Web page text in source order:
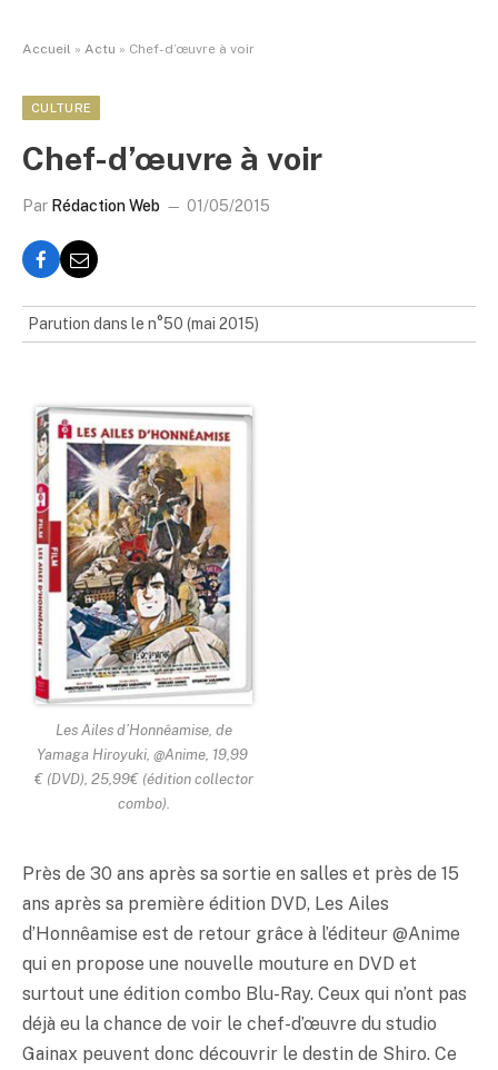
Accueil » Actu » Chef-d’œuvre à voir
CULTURE
Chef-d’œuvre à voir
Par Rédaction Web 01/05/2015
Parution dans le n°50 (mai 2015)
Les Ailes d’Honnêamise, de
Yamaga Hiroyuki, @Anime, 19,99
€ (DVD), 25,99€ (édition collector
combo).
Près de 30 ans après sa sortie en salles et près de 15
ans après sa première édition DVD, Les Ailes
d’Honnêamise est de retour grâce à l’éditeur @Anime
qui en propose une nouvelle mouture en DVD et
surtout une édition combo Blu-Ray. Ceux qui n’ont pas
déjà eu la chance de voir le chef-d’œuvre du studio
Gainax peuvent donc découvrir le destin de Shiro. Ce